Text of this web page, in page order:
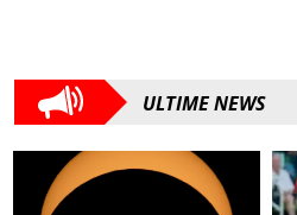
ULTIME NEWS